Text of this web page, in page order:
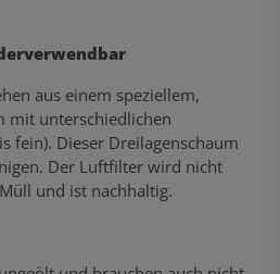
aus einem speziellem,
mit unterschiedlichen
fein). Dieser Dreilagenschaum
Der Luftfilter wird nicht
und ist nachhaltig.